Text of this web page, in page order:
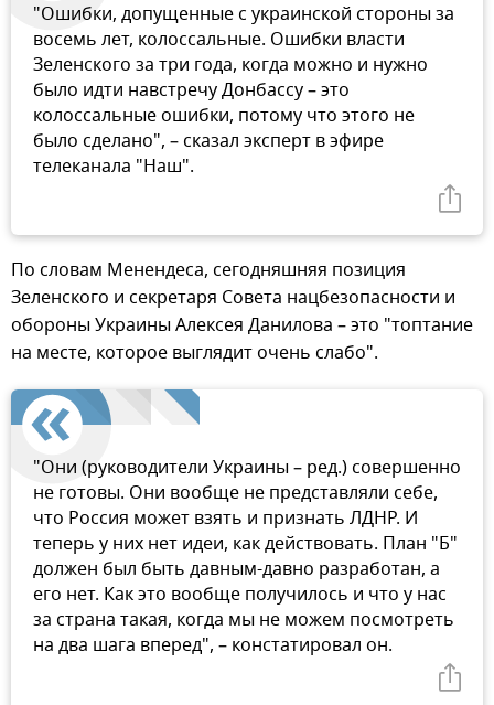
"Ошибки, допущенные с украинской стороны за
восемь лет, колоссальные. Ошибки власти
Зеленского за три года, когда можно и нужно
было идти навстречу Донбассу – это
колоссальные ошибки, потому что этого не
было сделано", – сказал эксперт в эфире
телеканала "Наш".
По словам Менендеса, сегодняшняя позиция
Зеленского и секретаря Совета нацбезопасности и
обороны Украины Алексея Данилова – это "топтание
на месте, которое выглядит очень слабо".
"Они (руководители Украины – ред.) совершенно
не готовы. Они вообще не представляли себе,
что Россия может взять и признать ЛДНР. И
теперь у них нет идеи, как действовать. План "Б"
должен был быть давным-давно разработан, а
его нет. Как это вообще получилось и что у нас
за страна такая, когда мы не можем посмотреть
на два шага вперед", – констатировал он.